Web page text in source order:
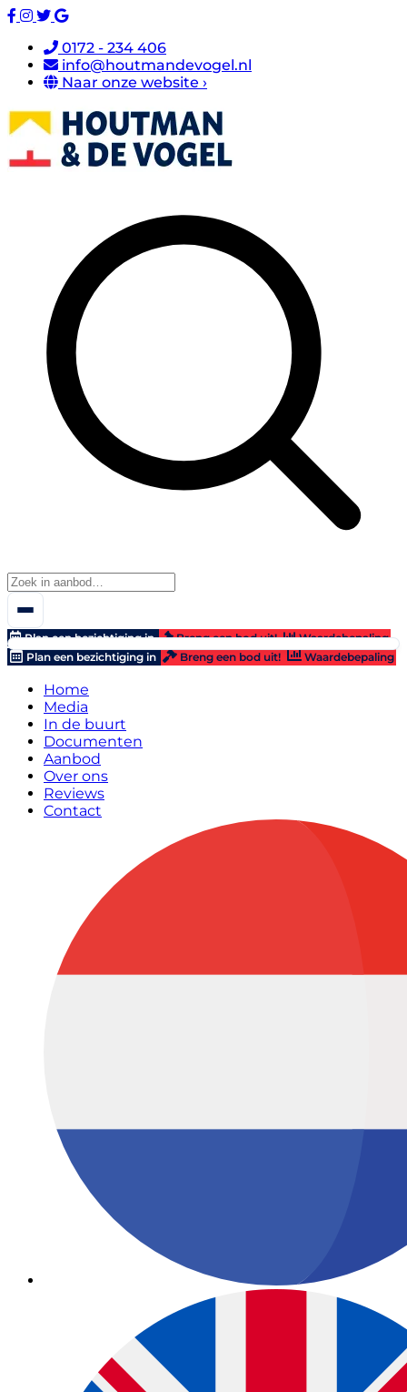
0172 - 234 406
info@houtmandevogel.nl
Naar onze website ›
Plan een bezichtiging in Breng een bod uit!
Waardebepaling
Plan een bezichtiging in
Breng een bod uit! Waardebepaling
Home
Media
In de buurt
Documenten
Aanbod
Over ons
Reviews
Contact